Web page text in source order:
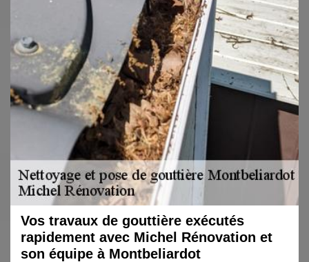
Vos travaux de gouttière exécutés
rapidement avec Michel Rénovation et
son équipe à Montbeliardot